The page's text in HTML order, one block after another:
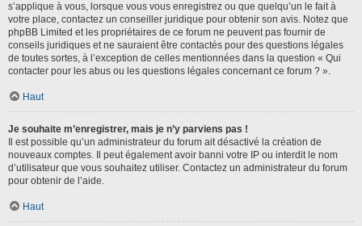
s’applique à vous, lorsque vous vous enregistrez ou que quelqu’un le fait à
votre place, contactez un conseiller juridique pour obtenir son avis. Notez que
phpBB Limited et les propriétaires de ce forum ne peuvent pas fournir de
conseils juridiques et ne sauraient être contactés pour des questions légales
de toutes sortes, à l’exception de celles mentionnées dans la question « Qui
contacter pour les abus ou les questions légales concernant ce forum ? ».
Haut
Je souhaite m’enregistrer, mais je n’y parviens pas !
Il est possible qu’un administrateur du forum ait désactivé la création de
nouveaux comptes. Il peut également avoir banni votre IP ou interdit le nom
d’utilisateur que vous souhaitez utiliser. Contactez un administrateur du forum
pour obtenir de l’aide.
Haut